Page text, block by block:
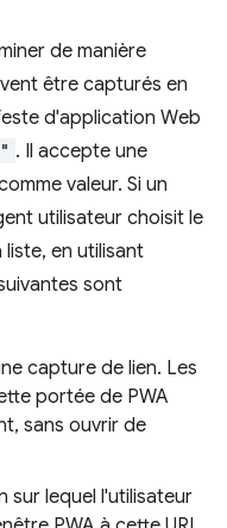
de manière
être capturés en
d'application Web
. Il accepte une
valeur. Si un
utilisateur choisit le
en utilisant
sont
capture de lien. Les
portée de PWA
sans ouvrir de
sur lequel l'utilisateur